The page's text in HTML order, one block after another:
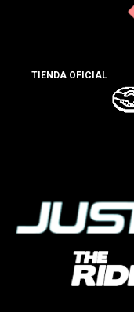
TIENDA OFICIAL